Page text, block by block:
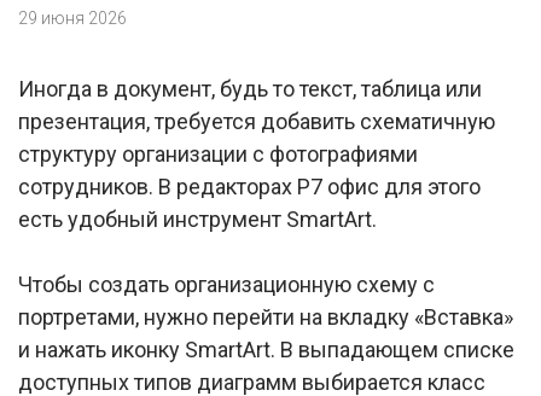
29 июня 2026
Иногда в документ, будь то текст, таблица или
презентация, требуется добавить схематичную
структуру организации с фотографиями
сотрудников. В редакторах Р7 офис для этого
есть удобный инструмент SmartArt.
Чтобы создать организационную схему с
портретами, нужно перейти на вкладку «Вставка»
и нажать иконку SmartArt. В выпадающем списке
доступных типов диаграмм выбирается класс